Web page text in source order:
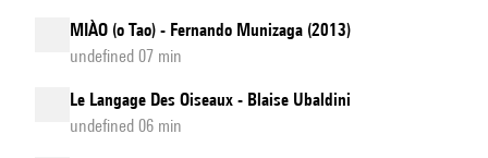
MIÀO (o Tao) - Fernando Munizaga (2013)
undefined 07 min
Le Langage Des Oiseaux - Blaise Ubaldini
undefined 06 min